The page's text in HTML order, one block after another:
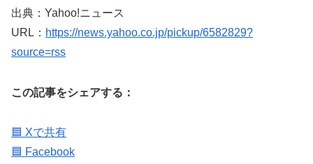
出典：Yahoo!ニュース
URL： https://news.yahoo.co.jp/pickup/6582829?
source=rss
この記事をシェアする：
🟦 Xで共有
🟦 Facebook